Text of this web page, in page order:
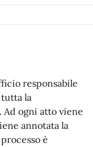
responsabile
la
ogni atto viene
annotata la
è